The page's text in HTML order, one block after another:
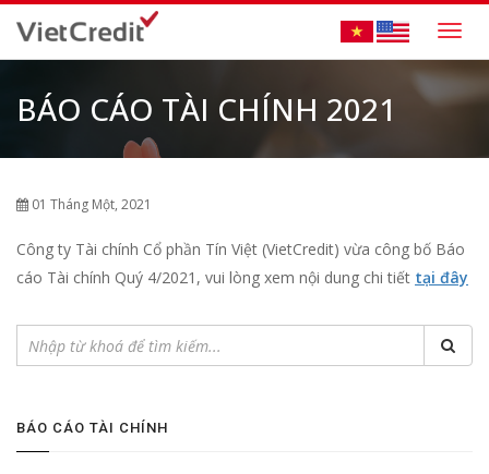
BÁO CÁO TÀI CHÍNH 2021
01 Tháng Một, 2021
Công ty Tài chính Cổ phần Tín Việt (VietCredit) vừa công bố Báo
cáo Tài chính Quý 4/2021, vui lòng xem nội dung chi tiết tại đây
BÁO CÁO TÀI CHÍNH